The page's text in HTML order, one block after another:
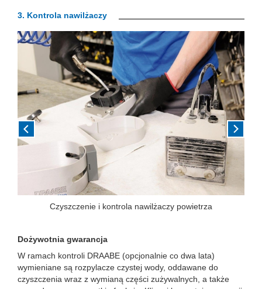
3. Kontrola nawilżaczy
Czyszczenie i kontrola nawilżaczy powietrza
Previous Next
Dożywotnia gwarancja
W ramach kontroli DRAABE (opcjonalnie co dwa lata)
wymieniane są rozpylacze czystej wody, oddawane do
czyszczenia wraz z wymianą części zużywalnych, a także